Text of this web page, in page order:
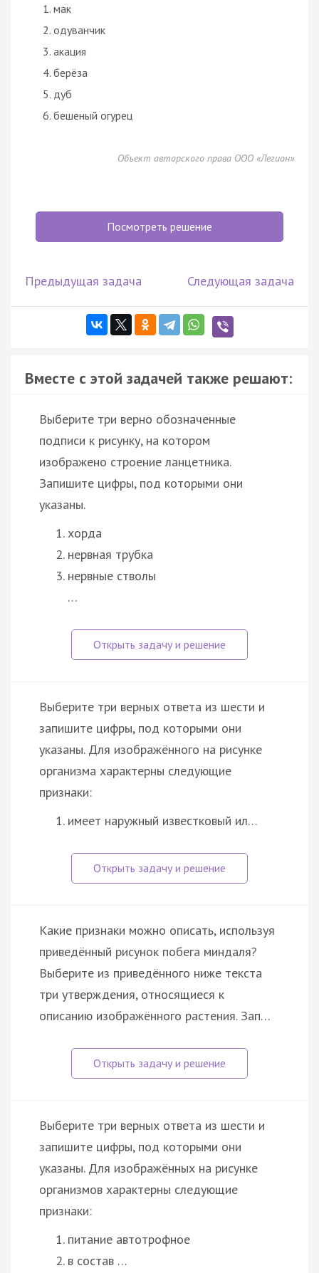
мак
одуванчик
акация
берёза
дуб
бешеный огурец
Объект авторского права ООО «Легион»
Посмотреть решение
Предыдущая задача Следующая задача
Вместе с этой задачей также решают:
Выберите три верно обозначенные
подписи к рисунку, на котором
изображено строение ланцетника.
Запишите цифры, под которыми они
указаны.
хорда
нервная трубка
нервные стволы
…
Выберите три верных ответа из шести и
запишите цифры, под которыми они
указаны. Для изображённого на рисунке
организма характерны следующие
признаки:
имеет наружный известковый ил…
Какие признаки можно описать, используя
приведённый рисунок побега миндаля?
Выберите из приведённого ниже текста
три утверждения, относящиеся к
описанию изображённого растения. Зап…
Выберите три верных ответа из шести и
запишите цифры, под которыми они
указаны. Для изображённых на рисунке
организмов характерны следующие
признаки:
питание автотрофное
в состав …